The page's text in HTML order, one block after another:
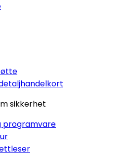
sikkerhet
programvare